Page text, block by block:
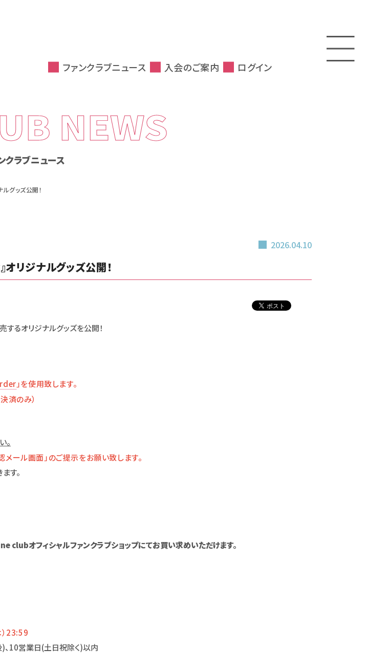
ファンクラブニュース 入会のご案内 ログイン
NEWS
クラブニュース
グッズ公開！
2026.04.10
リジナルグッズ公開！
るオリジナルグッズを公開！
」を使用致します。
済のみ）
。
ール画面」のご提示をお願い致します。
す。
オフィシャルファンクラブショップにてお買い求めいただけます。
23:59
10営業日(土日祝除く)以内